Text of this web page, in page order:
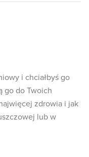
i chciałbyś go
go do Twoich
zdrowia i jak
lub w